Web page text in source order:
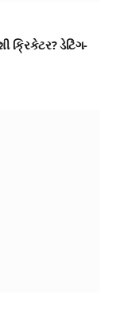
ક્રિકેટર? ડેટિંગ-